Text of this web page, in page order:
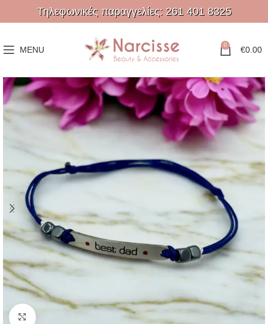
Τηλεφωνικές παραγγελίες: 261 401 8325
MENU 0 €0.00
Click to enlarge